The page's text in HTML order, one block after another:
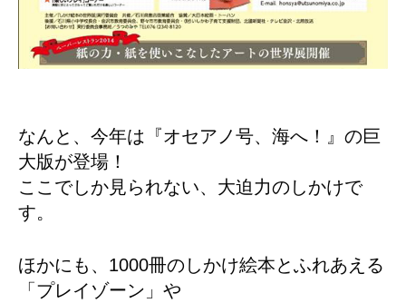
なんと、今年は『オセアノ号、海へ！』の巨
大版が登場！
ここでしか見られない、大迫力のしかけで
す。
ほかにも、1000冊のしかけ絵本とふれあえる
「プレイゾーン」や